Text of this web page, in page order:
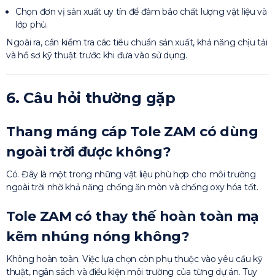
Chọn đơn vị sản xuất uy tín để đảm bảo chất lượng vật liệu và
lớp phủ.
Ngoài ra, cần kiểm tra các tiêu chuẩn sản xuất, khả năng chịu tải
và hồ sơ kỹ thuật trước khi đưa vào sử dụng.
6. Câu hỏi thường gặp
Thang máng cáp Tole ZAM có dùng
ngoài trời được không?
Có. Đây là một trong những vật liệu phù hợp cho môi trường
ngoài trời nhờ khả năng chống ăn mòn và chống oxy hóa tốt.
Tole ZAM có thay thế hoàn toàn mạ
kẽm nhúng nóng không?
Không hoàn toàn. Việc lựa chọn còn phụ thuộc vào yêu cầu kỹ
thuật, ngân sách và điều kiện môi trường của từng dự án. Tuy